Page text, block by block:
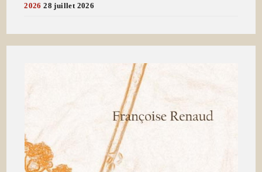
2026 28 juillet 2026